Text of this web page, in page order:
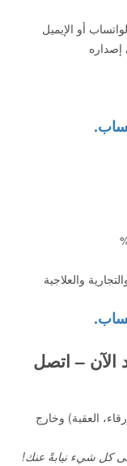
أو الإيميل
إصداره
والعلاجية
الآن – اتصل
العقبة) وخارج
كل شيء نيابةً عنك!